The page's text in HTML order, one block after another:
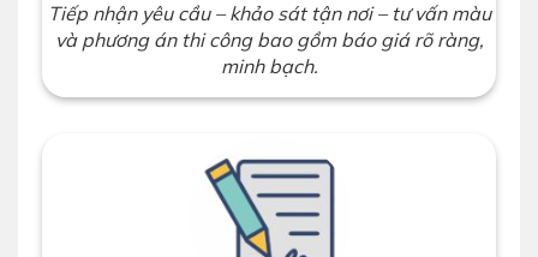
Tiếp nhận yêu cầu – khảo sát tận nơi – tư vấn màu
và phương án thi công bao gồm báo giá rõ ràng,
minh bạch.